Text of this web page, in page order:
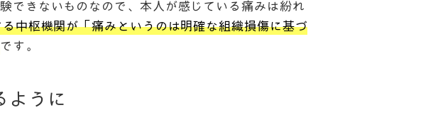
できないものなので、本人が感じている痛みは紛れ
中枢機関が「痛みというのは明確な組織損傷に基づ
です。
ように